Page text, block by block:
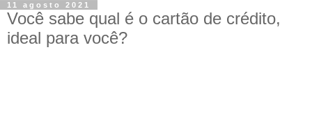
11 agosto 2021
Você sabe qual é o cartão de crédito,
ideal para você?